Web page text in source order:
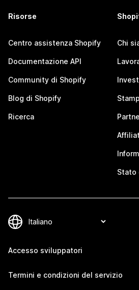
Risorse
Centro assistenza Shopify
Documentazione API
Community di Shopify
Blog di Shopify
Ricerca
Chi
Stato
Accesso sviluppatori
Termini e condizioni del servizio